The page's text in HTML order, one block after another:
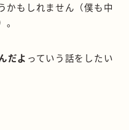
かもしれません（僕も中
。
だよ っていう話をしたい